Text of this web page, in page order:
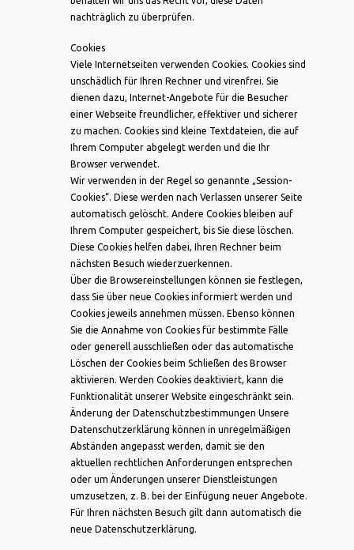
nachträglich zu überprüfen.
Cookies
Viele Internetseiten verwenden Cookies. Cookies sind
unschädlich für Ihren Rechner und virenfrei. Sie
dienen dazu, Internet-Angebote für die Besucher
einer Webseite freundlicher, effektiver und sicherer
zu machen. Cookies sind kleine Textdateien, die auf
Ihrem Computer abgelegt werden und die Ihr
Browser verwendet.
Wir verwenden in der Regel so genannte „Session-
Cookies“. Diese werden nach Verlassen unserer Seite
automatisch gelöscht. Andere Cookies bleiben auf
Ihrem Computer gespeichert, bis Sie diese löschen.
Diese Cookies helfen dabei, Ihren Rechner beim
nächsten Besuch wiederzuerkennen.
Über die Browsereinstellungen können sie festlegen,
dass Sie über neue Cookies informiert werden und
Cookies jeweils annehmen müssen. Ebenso können
Sie die Annahme von Cookies für bestimmte Fälle
oder generell ausschließen oder das automatische
Löschen der Cookies beim Schließen des Browser
aktivieren. Werden Cookies deaktiviert, kann die
Funktionalität unserer Website eingeschränkt sein.
Änderung der Datenschutzbestimmungen Unsere
Datenschutzerklärung können in unregelmäßigen
Abständen angepasst werden, damit sie den
aktuellen rechtlichen Anforderungen entsprechen
oder um Änderungen unserer Dienstleistungen
umzusetzen, z. B. bei der Einfügung neuer Angebote.
Für Ihren nächsten Besuch gilt dann automatisch die
neue Datenschutzerklärung.